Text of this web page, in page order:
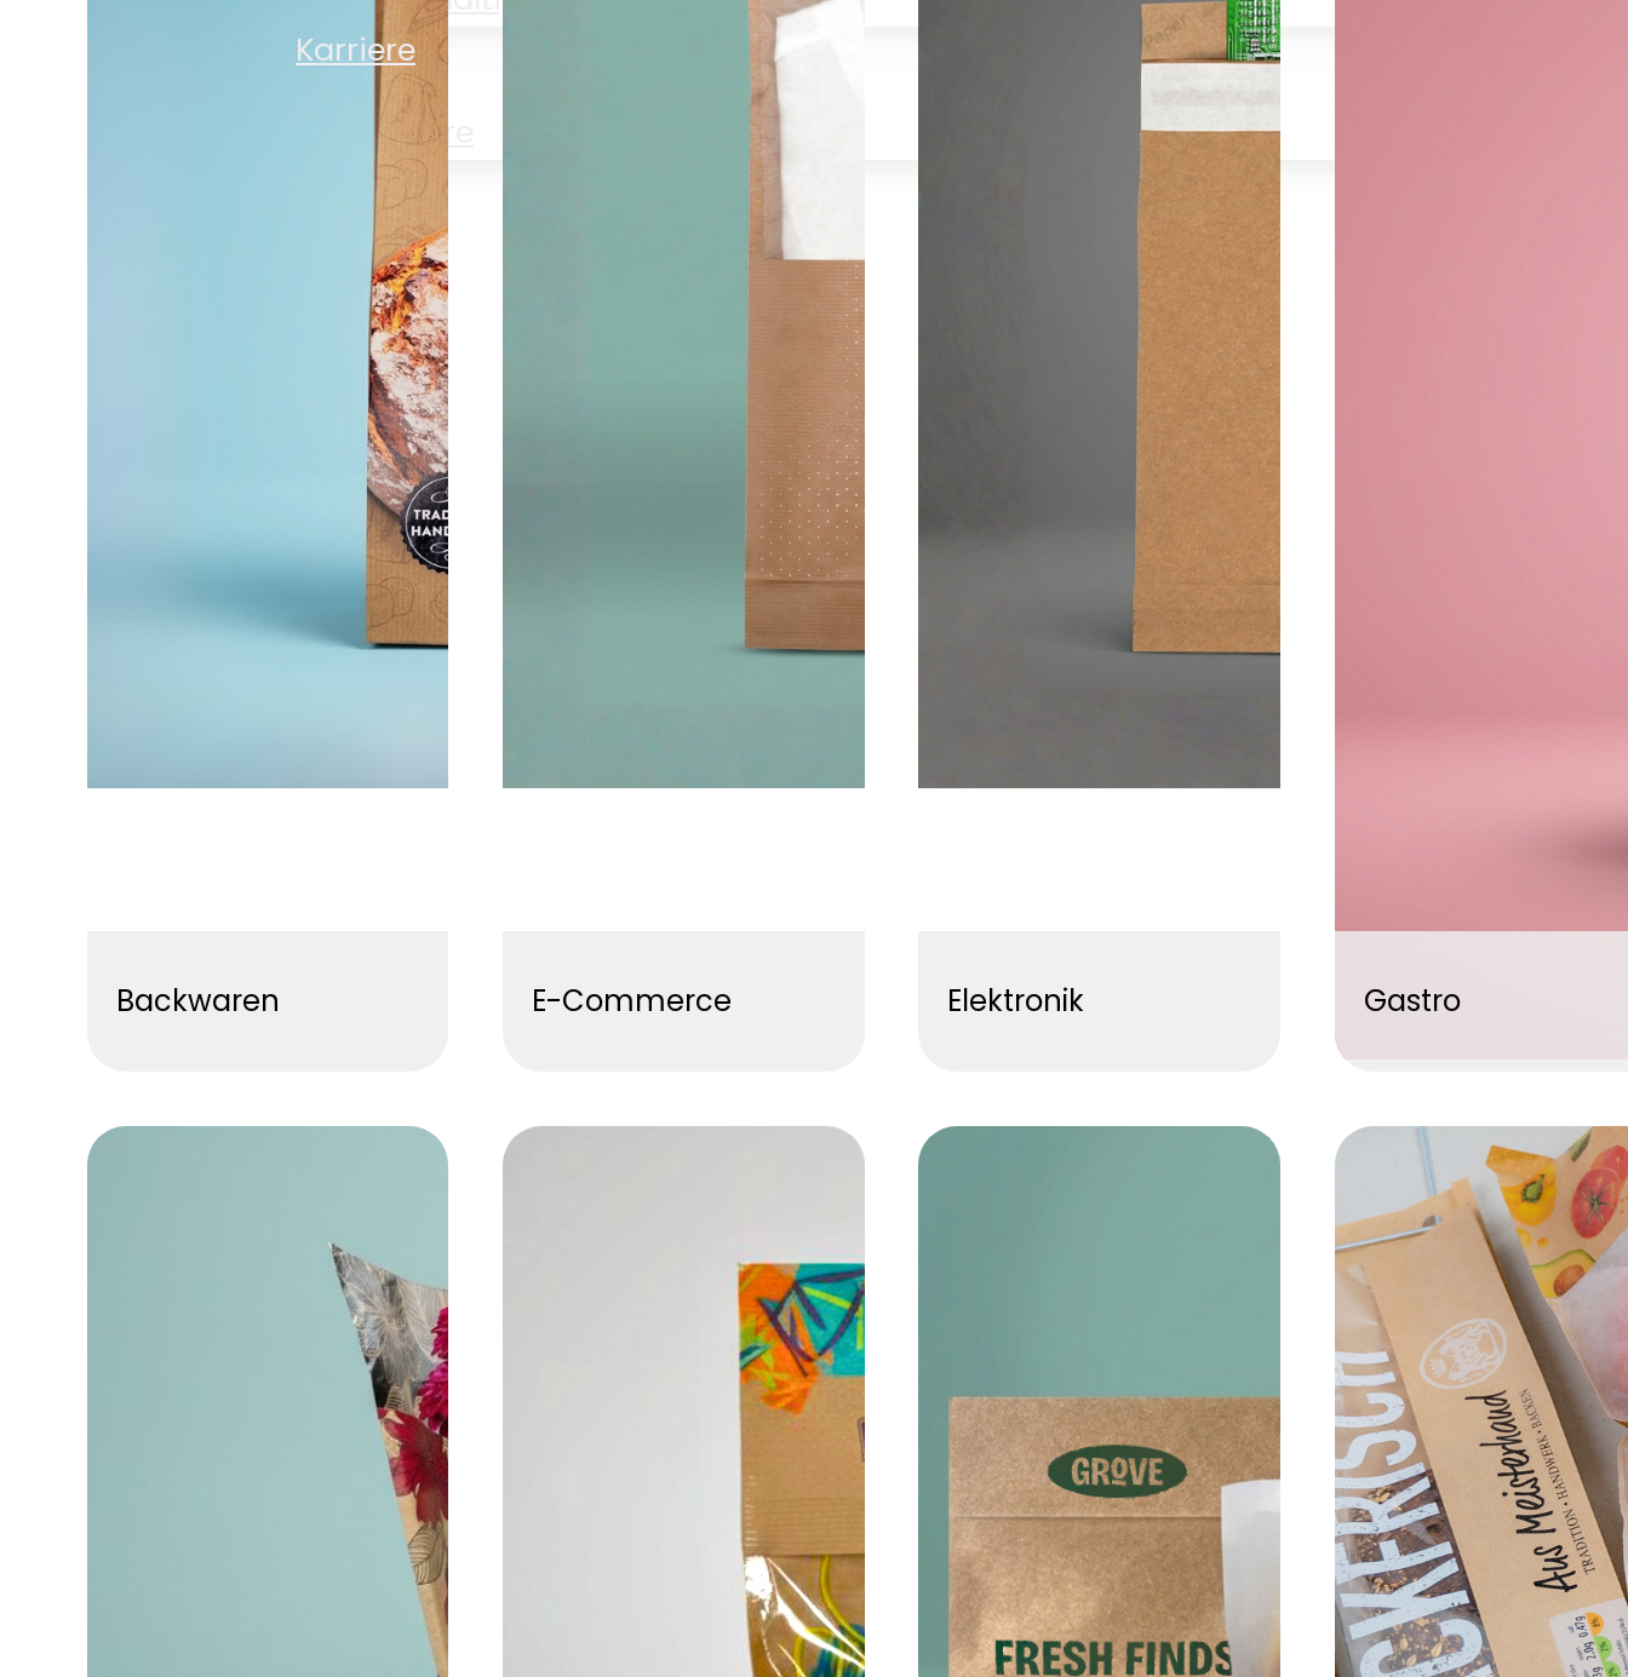
Karriere
Karriere
Jobs
Ausbildung
News
Kontakt
Backwaren E-Commerce Elektronik Gastro